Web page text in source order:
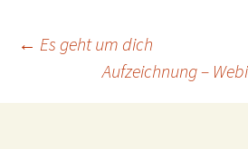
← Es geht um dich
Aufzeichnung –